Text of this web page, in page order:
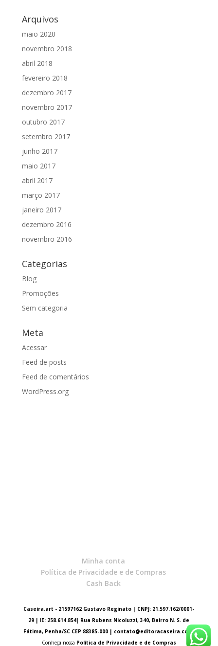
Arquivos
maio 2020
novembro 2018
abril 2018
fevereiro 2018
dezembro 2017
novembro 2017
outubro 2017
setembro 2017
junho 2017
maio 2017
abril 2017
março 2017
janeiro 2017
dezembro 2016
novembro 2016
Categorias
Blog
Promoções
Sem categoria
Meta
Acessar
Feed de posts
Feed de comentários
WordPress.org
Minha conta
Política de Privacidade e de Compras
Cash Back
Caseira.art - 21597162 Gustavo Reginato | CNPJ: 21.597.162/0001-
29 | IE: 258.614.854| Rua Rubens Nicoluzzi, 340, Bairro N. S. de
Fátima, Penha/SC CEP 88385-000 | contato@editoracaseira.com
Conheça nossa Política de Privacidade e de Compras